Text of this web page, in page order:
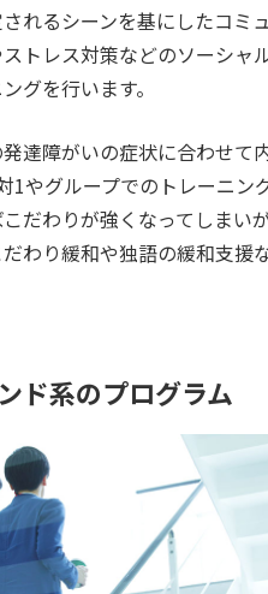
れるシーンを基にしたコミ
トレス対策などのソーシャ
グを行います。
達障がいの症状に合わせて
1やグループでのトレーニン
だわりが強くなってしまい
わり緩和や独語の緩和支援
ド系のプログラム